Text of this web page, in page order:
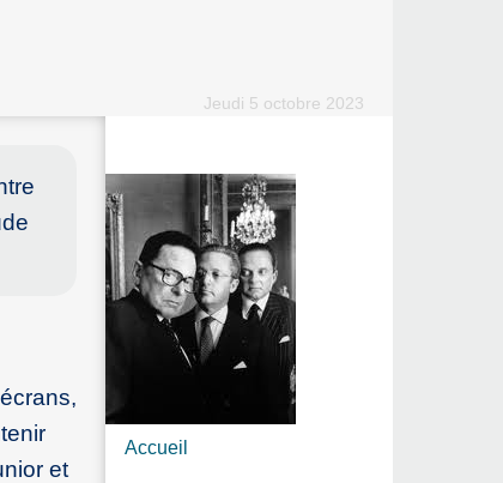
Jeudi 5 octobre 2023
et
Accueil